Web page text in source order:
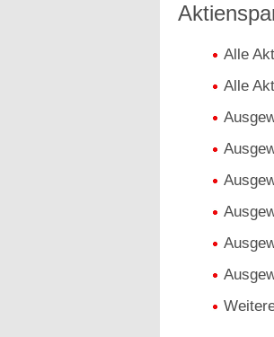
Alle
Alle